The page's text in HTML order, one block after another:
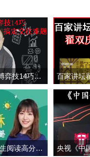
《快速谈判用博弈技14巧搞定交往难题》音频全集百度云百度网盘下载
《花生酥:小学生阅读高分攻略》音频全集百度网盘百度云下载